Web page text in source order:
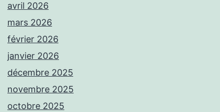
avril 2026
mars 2026
février 2026
janvier 2026
décembre 2025
novembre 2025
octobre 2025